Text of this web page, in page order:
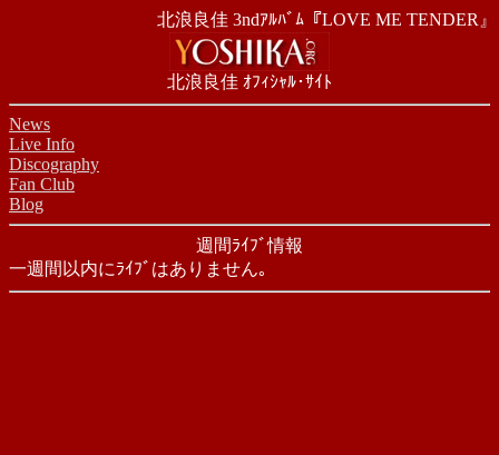
北浪良佳 3ndｱﾙﾊﾞﾑ『LOVE ME TENDER
北浪良佳 ｵﾌｨｼｬﾙ･ｻｲﾄ
News
Live Info
Discography
Fan Club
Blog
週間ﾗｲﾌﾞ情報
一週間以内にﾗｲﾌﾞはありません｡